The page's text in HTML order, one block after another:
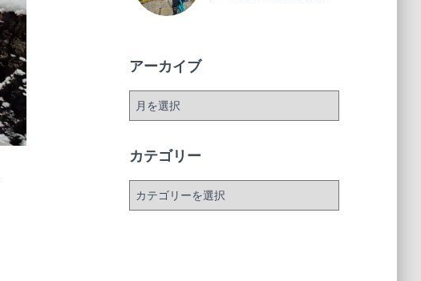
アーカイブ
ア
イ
カテゴリー